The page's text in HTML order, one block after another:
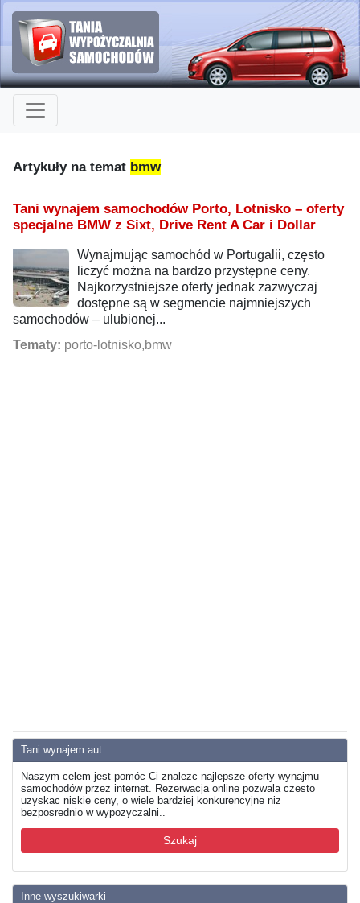
Tani wynajem aut
Naszym celem jest pomóc Ci znalezc najlepsze oferty wynajmu
samochodów przez internet. Rezerwacja online pozwala czesto
uzyskac niskie ceny, o wiele bardziej konkurencyjne niz
bezposrednio w wypozyczalni..
Szukaj
Inne wyszukiwarki
Artykuły na temat bmw
Tani wynajem samochodów Porto, Lotnisko – oferty
specjalne BMW z Sixt, Drive Rent A Car i Dollar
Wynajmując samochód w Portugalii, często
liczyć można na bardzo przystępne ceny.
Najkorzystniejsze oferty jednak zazwyczaj
dostępne są w segmencie najmniejszych
samochodów – ulubionej...
Tematy: porto-lotnisko,bmw